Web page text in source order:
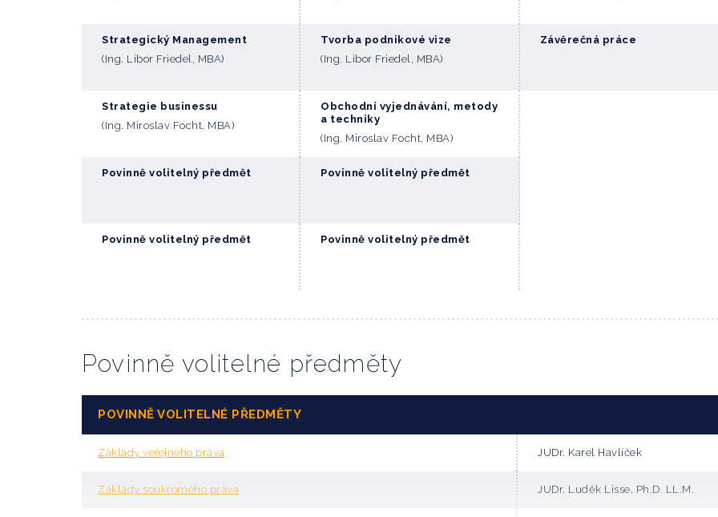
Strategický Management
(Ing. Libor Friedel, MBA)
Strategie businessu
(Ing. Miroslav Focht, MBA)
Povinně volitelný předmět
Povinně volitelný předmět
Tvorba podnikové vize
(Ing. Libor Friedel, MBA)
Obchodní vyjednávání, metody
a techniky
(Ing. Miroslav Focht, MBA)
Povinně volitelný předmět
Povinně volitelný předmět
Závěrečná práce
Povinně volitelné předměty
POVINNĚ VOLITELNÉ PŘEDMĚTY
Základy veřejného práva JUDr. Karel Havlíček
Základy soukromého práva JUDr. Luděk Lisse, Ph.D. LL.M.